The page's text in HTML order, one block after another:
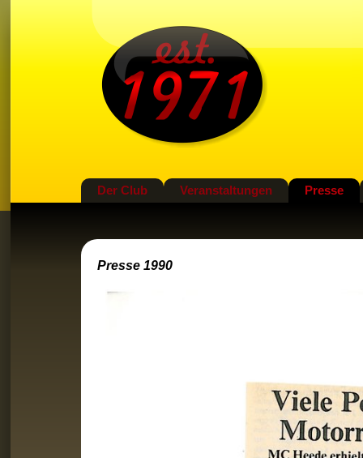
Der Club Veranstaltungen Presse
Presse 1990